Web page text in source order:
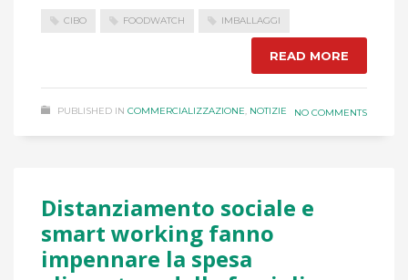
CIBO FOODWATCH IMBALLAGGI
READ MORE
PUBLISHED IN COMMERCIALIZZAZIONE, NOTIZIE NO COMMENTS
Distanziamento sociale e
smart working fanno
impennare la spesa